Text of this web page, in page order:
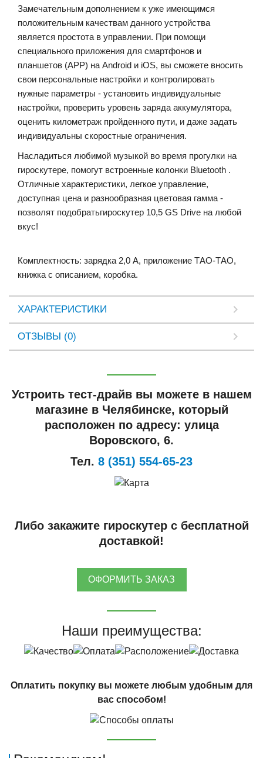
Замечательным дополнением к уже имеющимся
положительным качествам данного устройства
является простота в управлении. При помощи
специального приложения для смартфонов и
планшетов (APP) на Android и iOS, вы сможете вносить
свои персональные настройки и контролировать
нужные параметры - установить индивидуальные
настройки, проверить уровень заряда аккумулятора,
оценить километраж пройденного пути, и даже задать
индивидуальны скоростные ограничения.
Насладиться любимой музыкой во время прогулки на
гироскутере, помогут встроенные колонки Bluetooth .
Отличные характеристики, легкое управление,
доступная цена и разнообразная цветовая гамма -
позволят подобратьгироскутер 10,5 GS Drive на любой
вкус!
Комплектность: зарядка 2,0 А, приложение ТАО-ТАО,
книжка с описанием, коробка.
ХАРАКТЕРИСТИКИ
ОТЗЫВЫ (0)
Устроить тест-драйв вы можете в нашем
магазине в Челябинске, который
расположен по адресу: улица
Воровского, 6.
Тел. 8 (351) 554-65-23
Либо закажите гироскутер с бесплатной
доставкой!
ОФОРМИТЬ ЗАКАЗ
Наши преимущества:
Оплатить покупку вы можете любым удобным для
вас способом!